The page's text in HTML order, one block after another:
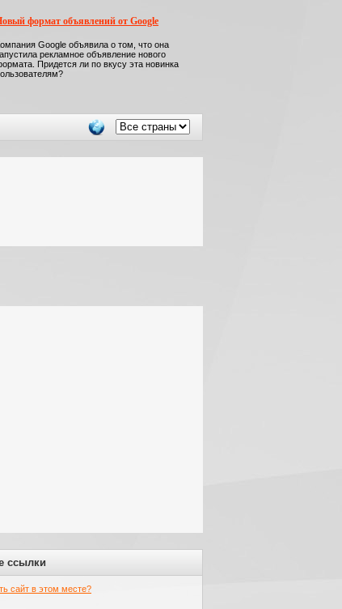
формат объявлений от Google
Google объявила о том, что она
рекламное объявление нового
Придется ли по вкусу эта новинка
ссылки
сайт в этом месте?